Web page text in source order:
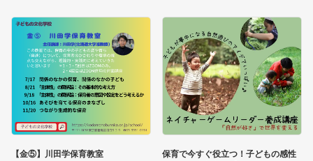
【金⑤】川田学保育教室
保育で今すぐ役立つ！子どもの感性